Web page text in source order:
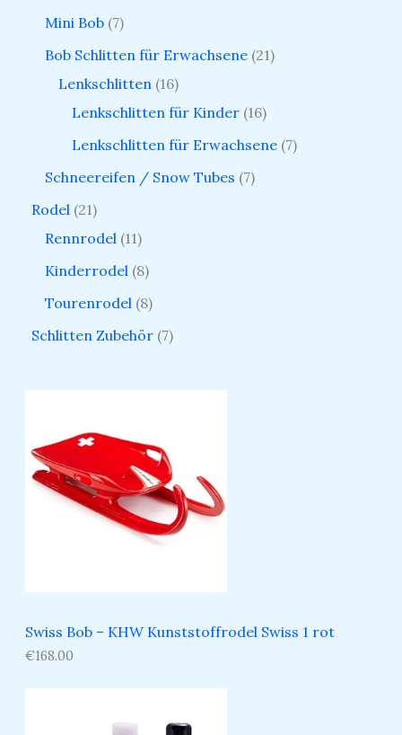
Mini Bob 7
Bob Schlitten für Erwachsene 21
Lenkschlitten 16
Lenkschlitten für Kinder 16
Lenkschlitten für Erwachsene 7
Schneereifen / Snow Tubes 7
Rodel 21
Rennrodel 11
Kinderrodel 8
Tourenrodel 8
Schlitten Zubehör 7
Swiss Bob – KHW Kunststoffrodel Swiss 1 rot
€168.00